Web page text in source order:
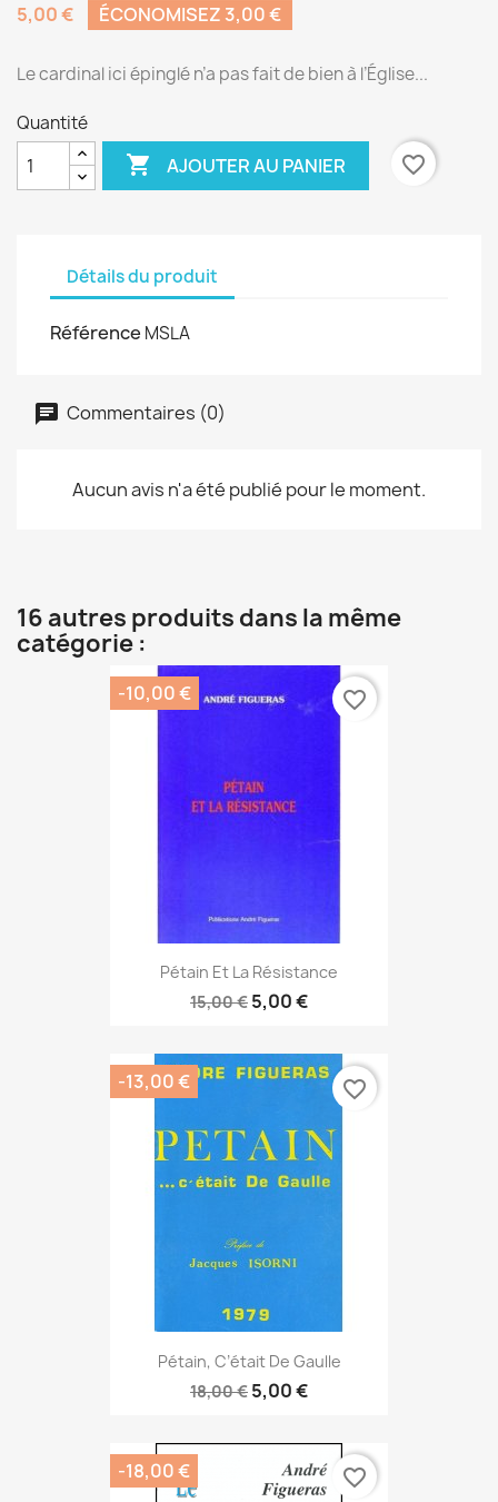
5,00 €
ÉCONOMISEZ 3,00 €
Le cardinal ici épinglé n’a pas fait de bien à l’Église...
Quantité
 AJOUTER AU PANIER favorite_border
Détails du produit
Référence MSLA
Commentaires (0)
Aucun avis n'a été publié pour le moment.
16 autres produits dans la même
catégorie :
Pétain Et La Résistance
15,00 € 5,00 €
-10,00 € favorite_border
Pétain, C’était De Gaulle
18,00 € 5,00 €
-13,00 € favorite_border
-18,00 € favorite_border